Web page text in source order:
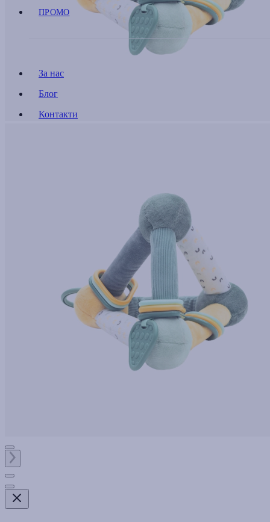
ПРОМО
За нас
Блог
Контакти